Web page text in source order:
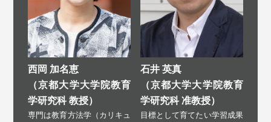
西岡 加名恵
（京都大学大学院教育
学研究科 教授）
専門は教育方法学（カリキュ
石井 英真
（京都大学大学院教育
学研究科 准教授）
目標として育てたい学習成果